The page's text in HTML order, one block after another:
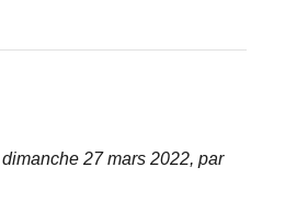
27 mars 2022, par